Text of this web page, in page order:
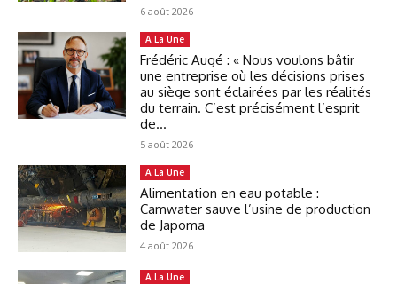
6 août 2026
A La Une
Frédéric Augé : « Nous voulons bâtir
une entreprise où les décisions prises
au siège sont éclairées par les réalités
du terrain. C’est précisément l’esprit
de...
5 août 2026
A La Une
Alimentation en eau potable :
Camwater sauve l’usine de production
de Japoma
4 août 2026
A La Une